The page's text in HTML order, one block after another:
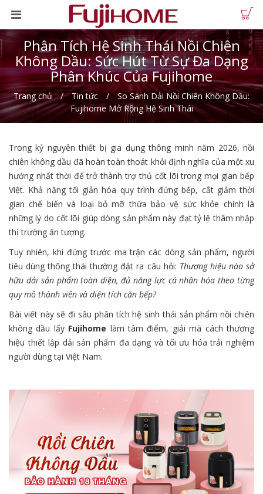
Phân Tích Hệ Sinh Thái Nồi Chiên
Không Dầu: Sức Hút Từ Sự Đa Dạng
Phân Khúc Của Fujihome
Trang chủ Tin tức
So Sánh Dải Nồi Chiên Không Dầu:
Fujihome Mở Rộng Hệ Sinh Thái
Trong kỷ nguyên thiết bị gia dụng thông minh năm 2026, nồi
chiên không dầu đã hoàn toàn thoát khỏi định nghĩa của một xu
hướng nhất thời để trở thành trợ thủ cốt lõi trong mọi gian bếp
Việt. Khả năng tối giản hóa quy trình đứng bếp, cắt giảm thời
gian chế biến và loại bỏ mỡ thừa bảo vệ sức khỏe chính là
những lý do cốt lõi giúp dòng sản phẩm này đạt tỷ lệ thâm nhập
thị trường ấn tượng.
Tuy nhiên, khi đứng trước ma trận các dòng sản phẩm, người
tiêu dùng thông thái thường đặt ra câu hỏi: Thương hiệu nào sở
hữu dải sản phẩm toàn diện, đủ năng lực cá nhân hóa theo từng
quy mô thành viên và diện tích căn bếp?
Bài viết này sẽ đi sâu phân tích hệ sinh thái sản phẩm nồi chiên
không dầu lấy Fujihome làm tâm điểm, giải mã cách thương
hiệu thiết lập dải sản phẩm đa dạng và tối ưu hóa trải nghiệm
người dùng tại Việt Nam.